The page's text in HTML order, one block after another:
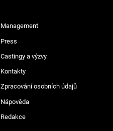
Management
Press
Castingy a výzvy
Kontakty
Zpracování osobních údajů
Nápověda
Redakce